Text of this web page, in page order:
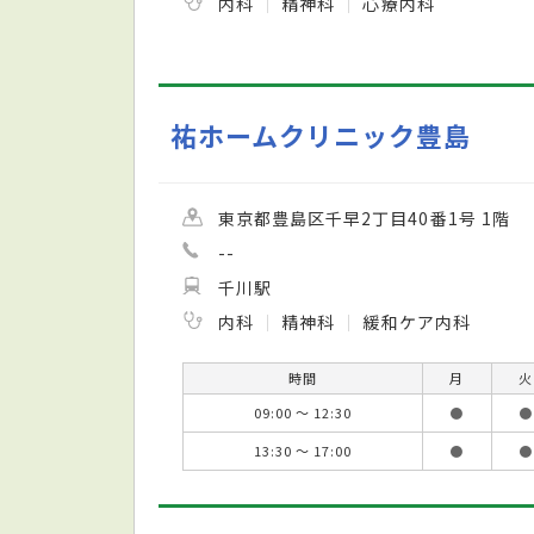
祐ホームクリニック豊島
東京都豊島区千早2丁目40番1号 1階
--
千川駅
内科
精神科 緩和ケア内科
時間 月 火
09:00 ～ 12:30
● ●
13:30 ～ 17:00
● ●